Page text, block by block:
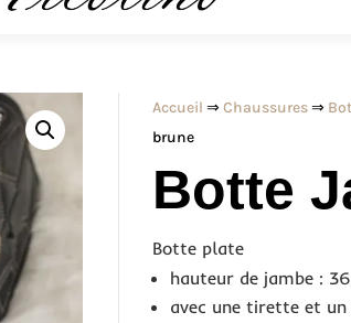
Accueil ⇒Chaussures⇒
brune
Botte
Botte plate
hauteur de jambe :
avec une tirette et